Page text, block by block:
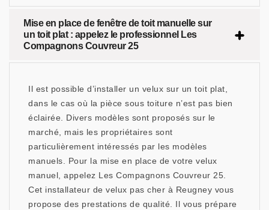
Mise en place de fenêtre de toit manuelle sur
un toit plat : appelez le professionnel Les
Compagnons Couvreur 25
Il est possible d’installer un velux sur un toit plat,
dans le cas où la pièce sous toiture n’est pas bien
éclairée. Divers modèles sont proposés sur le
marché, mais les propriétaires sont
particulièrement intéressés par les modèles
manuels. Pour la mise en place de votre velux
manuel, appelez Les Compagnons Couvreur 25.
Cet installateur de velux pas cher à Reugney vous
propose des prestations de qualité. Il vous prépare